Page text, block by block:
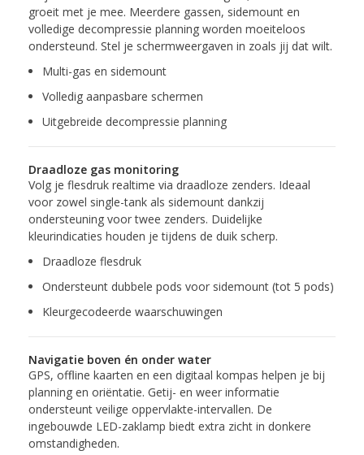
groeit met je mee. Meerdere gassen, sidemount en
volledige decompressie planning worden moeiteloos
ondersteund. Stel je schermweergaven in zoals jij dat wilt.
Multi-gas en sidemount
Volledig aanpasbare schermen
Uitgebreide decompressie planning
Draadloze gas monitoring
Volg je flesdruk realtime via draadloze zenders. Ideaal
voor zowel single-tank als sidemount dankzij
ondersteuning voor twee zenders. Duidelijke
kleurindicaties houden je tijdens de duik scherp.
Draadloze flesdruk
Ondersteunt dubbele pods voor sidemount (tot 5 pods)
Kleurgecodeerde waarschuwingen
Navigatie boven én onder water
GPS, offline kaarten en een digitaal kompas helpen je bij
planning en oriëntatie. Getij- en weer informatie
ondersteunt veilige oppervlakte-intervallen. De
ingebouwde LED-zaklamp biedt extra zicht in donkere
omstandigheden.